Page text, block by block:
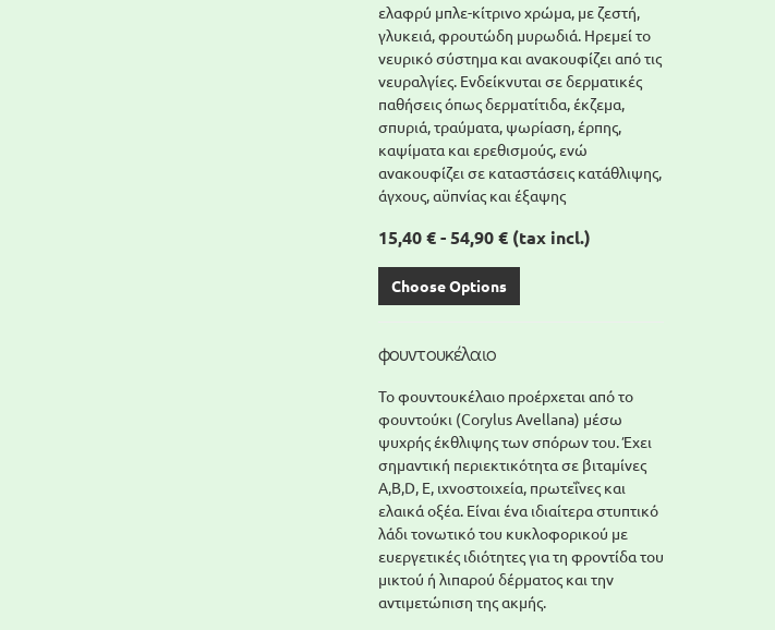
ελαφρύ μπλε-κίτρινο χρώμα, με ζεστή,
γλυκειά, φρουτώδη μυρωδιά. Ηρεμεί το
νευρικό σύστημα και ανακουφίζει από τις
νευραλγίες. Ενδείκνυται σε δερματικές
παθήσεις όπως δερματίτιδα, έκζεμα,
σπυριά, τραύματα, ψωρίαση, έρπης,
καψίματα και ερεθισμούς, ενώ
ανακουφίζει σε καταστάσεις κατάθλιψης,
άγχους, αϋπνίας και έξαψης
15,40 € - 54,90 €(tax incl.)
Choose Options
φουντουκέλαιο
Το φουντουκέλαιο προέρχεται από το
φουντούκι (Corylus Avellana) μέσω
ψυχρής έκθλιψης των σπόρων του. Έχει
σημαντική περιεκτικότητα σε βιταμίνες
A,Β,D, Ε, ιχνοστοιχεία, πρωτεΐνες και
ελαικά οξέα. Είναι ένα ιδιαίτερα στυπτικό
λάδι τονωτικό του κυκλοφορικού με
ευεργετικές ιδιότητες για τη φροντίδα του
μικτού ή λιπαρού δέρματος και την
αντιμετώπιση της ακμής.